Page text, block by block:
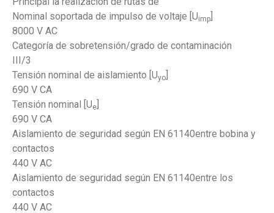
Nominal soportada de impulso de voltaje [Uimp
8000 V AC
Categoría de sobretensión/grado de contaminación
III/3
Tensión nominal de aislamiento [Uyo
690 V CA
Tensión nominal [Ue
690 V CA
Aislamiento de seguridad según EN 61140entre bobina y
contactos
440 V AC
Aislamiento de seguridad según EN 61140entre los
contactos
440 V AC